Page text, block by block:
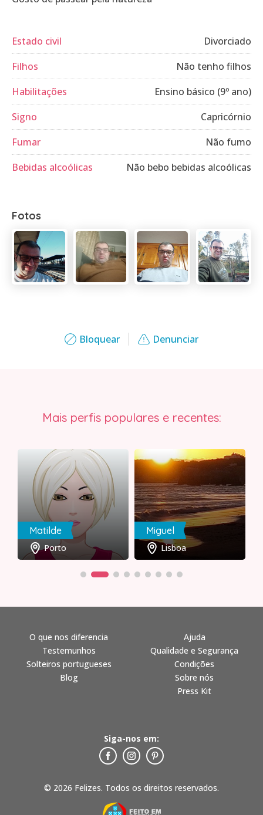
Bloquear Denunciar
Estado civil
Divorciado
Filhos
Não tenho filhos
Habilitações
Ensino básico (9º ano)
Signo
Capricórnio
Fumar
Não fumo
Bebidas alcoólicas
Não bebo bebidas alcoólicas
Fotos
Mais perfis populares e recentes:
Matilde
Porto
Miguel
Lisboa
© 2026 Felizes. Todos os direitos reservados.
O que nos diferencia
Testemunhos
Solteiros portugueses
Blog
Ajuda
Qualidade e Segurança
Condições
Sobre nós
Press Kit
Siga-nos em: